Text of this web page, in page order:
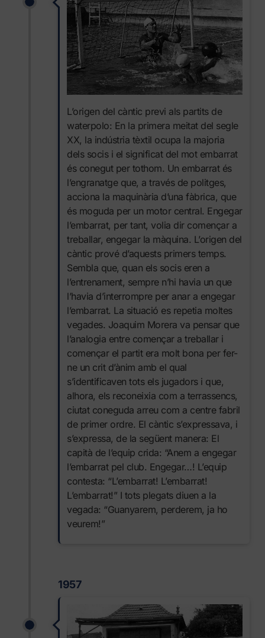
L’origen del càntic previ als partits de
waterpolo: En la primera meitat del segle
XX, la indústria tèxtil ocupa la majoria
dels socis i el significat del mot embarrat
és conegut per tothom. Un embarrat és
l’engranatge que, a través de politges,
acciona la maquinària d’una fàbrica, que
és moguda per un motor central. Engegar
l’embarrat, per tant, volia dir començar a
treballar, engegar la màquina. L’origen del
càntic prové d’aquests primers temps.
Sembla que, quan els socis eren a
l’entrenament, sempre n’hi havia un que
l’havia d’interrompre per anar a engegar
l’embarrat. La situació es repetia moltes
vegades. Joaquim Morera va pensar que
l’analogia entre començar a treballar i
començar el partit era molt bona per fer-
ne un crit d’ànim amb el qual
s’identificaven tots els jugadors i que,
alhora, els reconeixia com a terrassencs,
ciutat coneguda arreu com a centre fabril
de primer ordre. El càntic s’expressava, i
s’expressa, de la següent manera: El
capità de l’equip crida: “Anem a engegar
l’embarrat pel club. Engegar…! L’equip
contesta: “L’embarrat! L’embarrat!
L’embarrat!” I tots plegats diuen a la
vegada: “Guanyarem, perderem, ja ho
veurem!”
1957